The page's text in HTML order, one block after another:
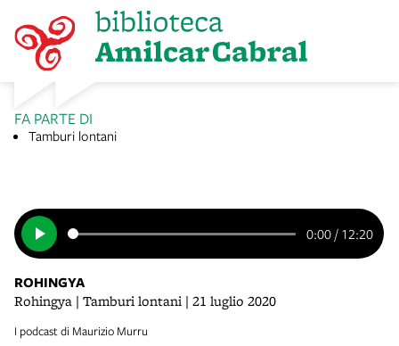
0:00 / 12:20
ROHINGYA
Rohingya | Tamburi lontani | 21 luglio 2020
I podcast di Maurizio Murru
FA PARTE DI
Tamburi lontani